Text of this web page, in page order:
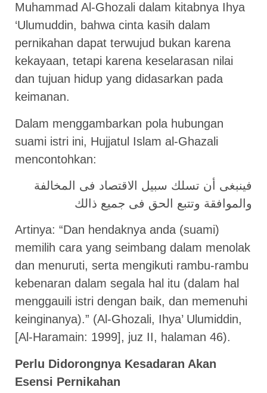
Muhammad Al-Ghozali dalam kitabnya Ihya
‘Ulumuddin, bahwa cinta kasih dalam
pernikahan dapat terwujud bukan karena
kekayaan, tetapi karena keselarasan nilai
dan tujuan hidup yang didasarkan pada
keimanan.
Dalam menggambarkan pola hubungan
suami istri ini, Hujjatul Islam al-Ghazali
mencontohkan:
فينبغى أن تسلك سبيل الاقتصاد فى المخالفة
والموافقة وتتبع الحق فى جميع ذالك
Artinya: “Dan hendaknya anda (suami)
memilih cara yang seimbang dalam menolak
dan menuruti, serta mengikuti rambu-rambu
kebenaran dalam segala hal itu (dalam hal
menggauili istri dengan baik, dan memenuhi
keinginanya).” (Al-Ghozali, Ihya’ Ulumiddin,
[Al-Haramain: 1999], juz II, halaman 46).
Perlu Didorongnya Kesadaran Akan
Esensi Pernikahan